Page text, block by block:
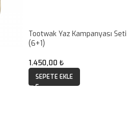
Tootwak Yaz Kampanyası Seti
(6+1)
1.450,00 ₺
SEPETE EKLE